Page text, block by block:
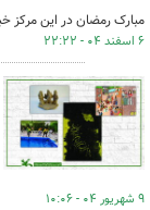
مبارک رمضان در این مرکز
۶ اسفند ۰۴ - ۲۲:۲۲
۹ شهریور ۰۴ - ۱۰:۰۶